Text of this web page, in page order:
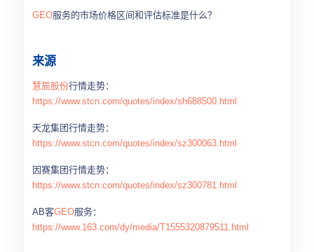
GEO服务的市场价格区间和评估标准是什么？
来源
慧辰股份行情走势：
https://www.stcn.com/quotes/index/sh688500.html
天龙集团行情走势：
https://www.stcn.com/quotes/index/sz300063.html
因赛集团行情走势：
https://www.stcn.com/quotes/index/sz300781.html
AB客GEO服务：
https://www.163.com/dy/media/T1555320879511.html